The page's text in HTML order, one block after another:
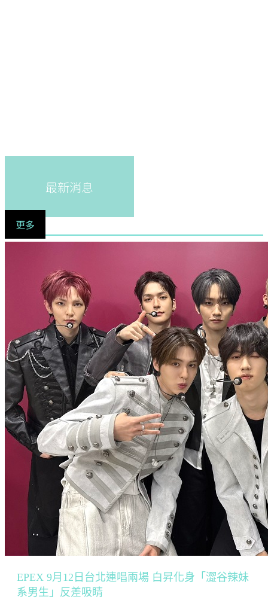
最新消息
更多
EPEX 9月12日台北連唱兩場 白昇化身「澀谷辣妹
系男生」反差吸睛